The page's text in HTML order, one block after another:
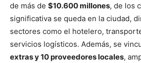
de más de $10.600 millones, de los
significativa se queda en la ciudad,
sectores como el hotelero,
servicios logísticos. Además, se
extras y 10 proveedores locales,